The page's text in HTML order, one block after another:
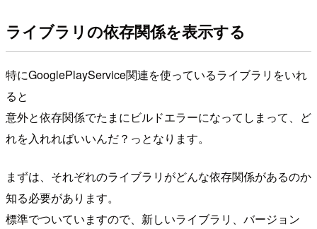
ライブラリの依存関係を表示する
特にGooglePlayService関連を使っているライブラリをいれ
ると
意外と依存関係でたまにビルドエラーになってしまって、ど
れを入れればいいんだ？っとなります。
まずは、それぞれのライブラリがどんな依存関係があるのか
知る必要があります。
標準でついていますので、新しいライブラリ、バージョン